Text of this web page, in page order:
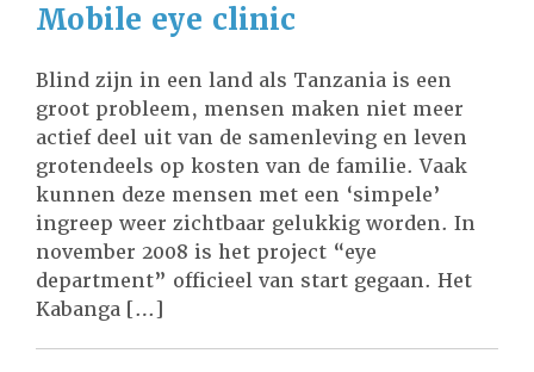
Mobile eye clinic
Blind zijn in een land als Tanzania is een
groot probleem, mensen maken niet meer
actief deel uit van de samenleving en leven
grotendeels op kosten van de familie. Vaak
kunnen deze mensen met een ‘simpele’
ingreep weer zichtbaar gelukkig worden. In
november 2008 is het project “eye
department” officieel van start gegaan. Het
Kabanga […]